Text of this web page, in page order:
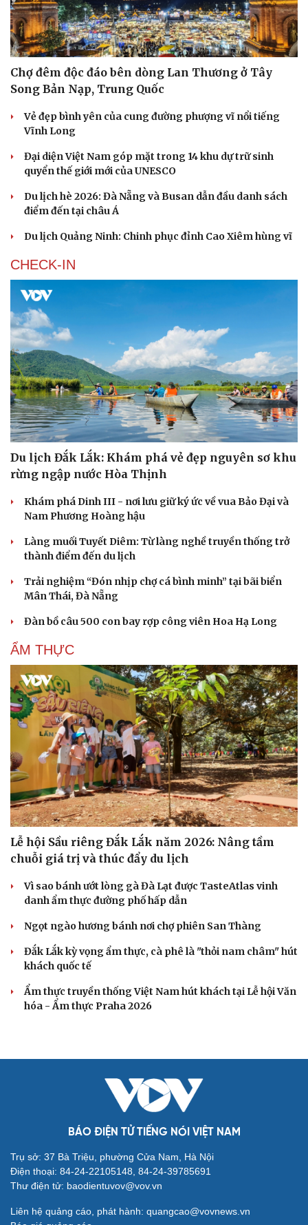
Chợ đêm độc đáo bên dòng Lan Thương ở Tây
Song Bản Nạp, Trung Quốc
Vẻ đẹp bình yên của cung đường phượng vĩ nổi tiếng
Vĩnh Long
Đại diện Việt Nam góp mặt trong 14 khu dự trữ sinh
quyển thế giới mới của UNESCO
Du lịch hè 2026: Đà Nẵng và Busan dẫn đầu danh sách
điểm đến tại châu Á
Du lịch Quảng Ninh: Chinh phục đỉnh Cao Xiêm hùng vĩ
CHECK-IN
Du lịch Đắk Lắk: Khám phá vẻ đẹp nguyên sơ khu
rừng ngập nước Hòa Thịnh
Khám phá Dinh III - nơi lưu giữ ký ức về vua Bảo Đại và
Nam Phương Hoàng hậu
Làng muối Tuyết Diêm: Từ làng nghề truyền thống trở
thành điểm đến du lịch
Trải nghiệm “Đón nhịp chợ cá bình minh” tại bãi biển
Mân Thái, Đà Nẵng
Đàn bồ câu 500 con bay rợp công viên Hoa Hạ Long
ẨM THỰC
Lễ hội Sầu riêng Đắk Lắk năm 2026: Nâng tầm
chuỗi giá trị và thúc đẩy du lịch
Vì sao bánh ướt lòng gà Đà Lạt được TasteAtlas vinh
danh ẩm thực đường phố hấp dẫn
Ngọt ngào hương bánh nơi chợ phiên San Thàng
Đắk Lắk kỳ vọng ẩm thực, cà phê là "thỏi nam châm" hút
khách quốc tế
Ẩm thực truyền thống Việt Nam hút khách tại Lễ hội Văn
hóa - Ẩm thực Praha 2026
BÁO ĐIỆN TỬ TIẾNG NÓI VIỆT NAM
Trụ sở: 37 Bà Triệu, phường Cửa Nam, Hà Nội
Điện thoại: 84-24-22105148, 84-24-39785691
Thư điện tử: baodientuvov@vov.vn
Liên hệ quảng cáo, phát hành: quangcao@vovnews.vn